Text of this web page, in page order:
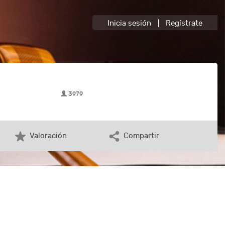
Inicia sesión Regístrate
3979
Valoración Compartir